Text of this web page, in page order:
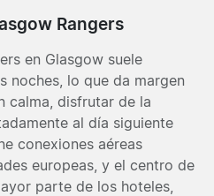
Rangers
en Glasgow suele
noches, lo que da margen
calma, disfrutar de la
al día siguiente
conexiones aéreas
europeas, y el centro de
parte de los hoteles,